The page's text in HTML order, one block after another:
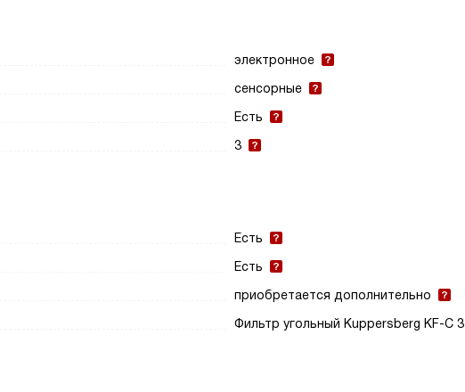
электронное
сенсорные
Есть
3
Есть
Есть
приобретается дополнительно
Фильтр угольный Kuppersberg KF-C 3